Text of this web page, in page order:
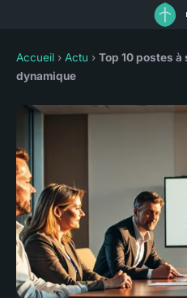
Accueil › Actu › Top 10 postes
dynamique